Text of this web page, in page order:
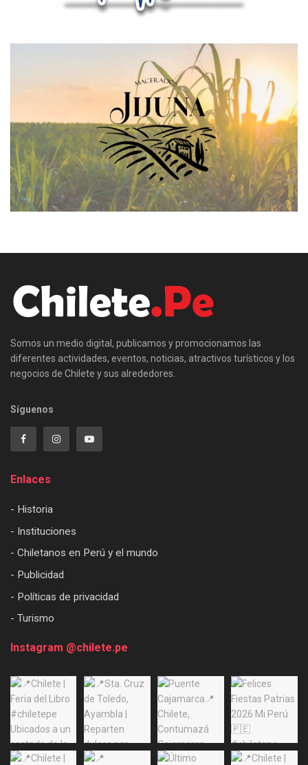
Somos un medio digital, publicamos y promocionamos las
diferentes actividades, eventos, noticias, atractivos turísticos y los
negocios de Chilete y sus alrededores.
Síguenos
Enlaces
- Historia
- Instituciones
- Chiletanos en Perú y el mundo
- Publicidad
- Políticas de privacidad
- Turismo
Instagram @chilete.pe